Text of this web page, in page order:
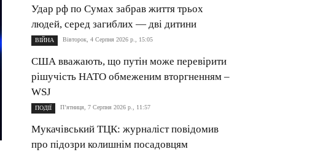
Удар рф по Сумах забрав життя трьох
людей, серед загиблих — дві дитини
ВІЙНА Вівторок, 4 Серпня 2026 р., 15:05
США вважають, що путін може перевірити
рішучість НАТО обмеженим вторгненням –
WSJ
ПОДІЇ П’ятниця, 7 Серпня 2026 р., 11:57
Мукачівський ТЦК: журналіст повідомив
про підозри колишнім посадовцям